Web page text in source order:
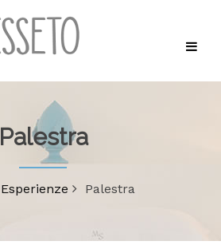
Palestra
Esperienze Palestra